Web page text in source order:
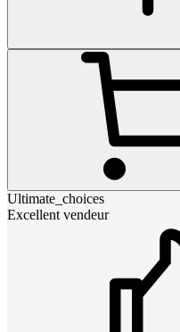
Ultimate_choices
Excellent vendeur